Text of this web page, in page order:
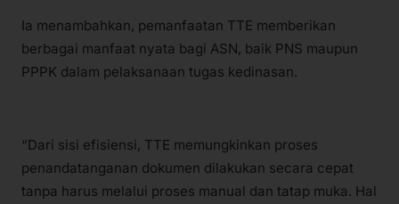
Ia menambahkan, pemanfaatan TTE memberikan
berbagai manfaat nyata bagi ASN, baik PNS maupun
PPPK dalam pelaksanaan tugas kedinasan.
“Dari sisi efisiensi, TTE memungkinkan proses
penandatanganan dokumen dilakukan secara cepat
tanpa harus melalui proses manual dan tatap muka. Hal